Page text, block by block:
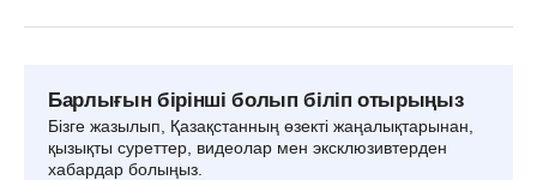
Барлығын бірінші болып біліп отырыңыз
Бізге жазылып, Қазақстанның өзекті жаңалықтарынан,
қызықты суреттер, видеолар мен эксклюзивтерден
хабардар болыңыз.